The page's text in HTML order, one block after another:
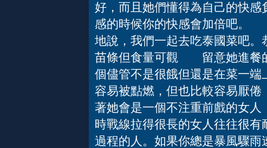
好，而且她們懂得為自己的快
感的時候你的快感會加倍吧。
地說，我們一起去吃泰國菜吧
苗條但食量可觀 留意她進餐
個儘管不是很餓但還是在菜一
容易被點燃，但也比較容易厭
著她會是一個不注重前戲的女
時戰線拉得很長的女人往往很
過程的人。如果你總是暴風驟